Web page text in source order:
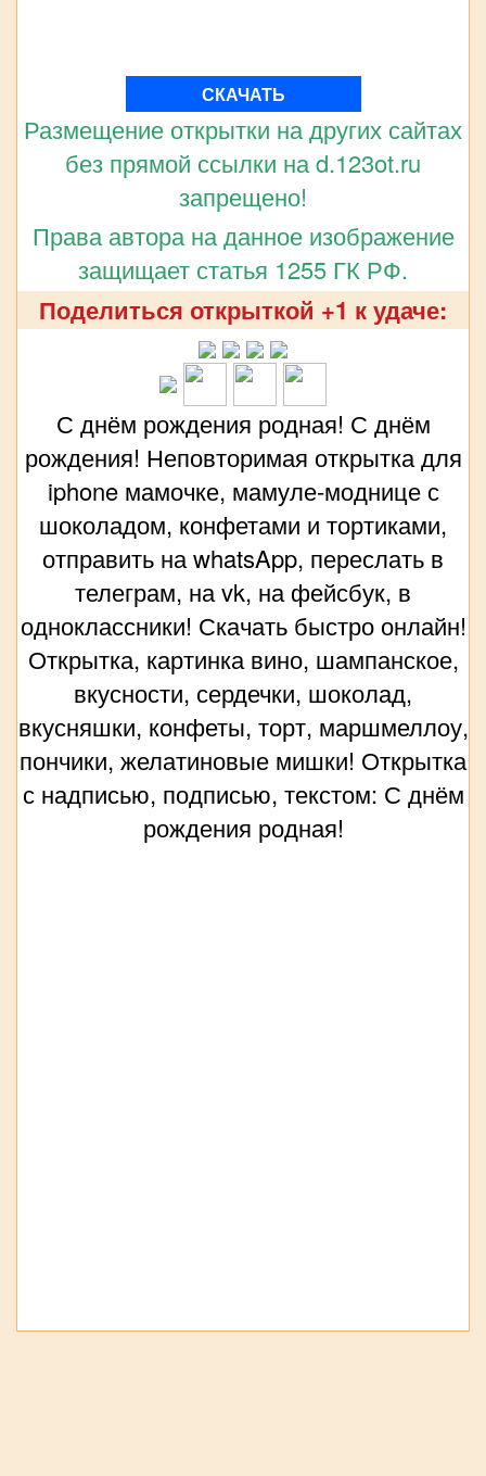
СКАЧАТЬ
Размещение открытки на других сайтах
без прямой ссылки на d.123ot.ru
запрещено!
Права автора на данное изображение
защищает статья 1255 ГК РФ.
Поделиться открыткой +1 к удаче:
С днём рождения родная! С днём
рождения! Неповторимая открытка для
iphone мамочке, мамуле-моднице с
шоколадом, конфетами и тортиками,
отправить на whatsApp, переслать в
телеграм, на vk, на фейсбук, в
одноклассники! Скачать быстро онлайн!
Открытка, картинка вино, шампанское,
вкусности, сердечки, шоколад,
вкусняшки, конфеты, торт, маршмеллоу,
пончики, желатиновые мишки! Открытка
с надписью, подписью, текстом: С днём
рождения родная!